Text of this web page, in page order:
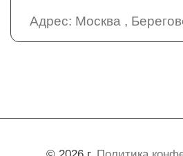
Адрес: Москва ,